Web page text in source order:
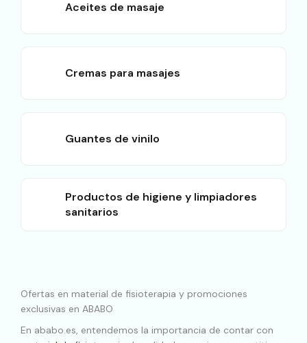
Aceites de masaje
Cremas para masajes
Guantes de vinilo
Productos de higiene y limpiadores
sanitarios
Ofertas en material de fisioterapia y promociones
exclusivas en ABABO
En ababo.es, entendemos la importancia de contar con